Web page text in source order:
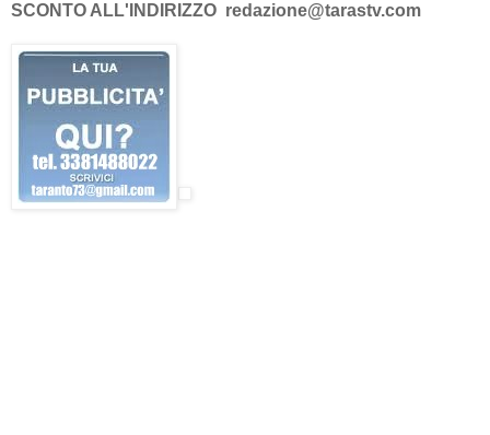
SCONTO ALL'INDIRIZZO redazione@tarastv.com